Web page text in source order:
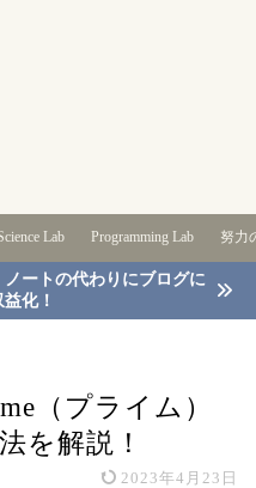
Lab Programming Lab 努力
ノートの代わりにブログに
化！
（プライム）
を解説！
2023年4月23日